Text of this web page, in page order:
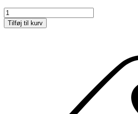
PerfecTint
Powder
SPF
Tilføj til kurv